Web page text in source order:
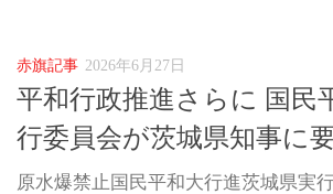
赤旗記事 2026年6月27日
平和行政推進さらに 国民
行委員会が茨城県知事に
原水爆禁止国民平和大行進茨城県実